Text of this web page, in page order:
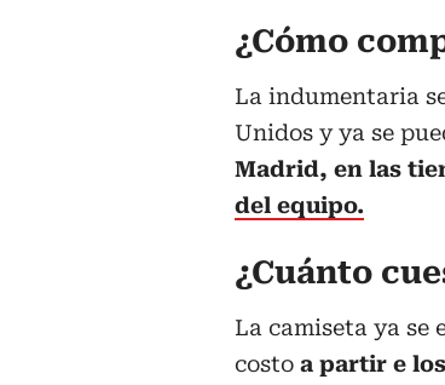
¿Cómo
La indumentaria
Unidos y ya se
Madrid, en las
del equipo.
¿Cuánto
La camiseta ya se
costo a partir e los